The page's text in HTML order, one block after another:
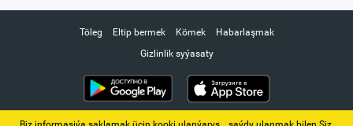
Töleg Eltip bermek Kömek
Habarlaşmak
Gizlinlik syýasaty